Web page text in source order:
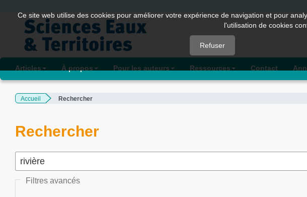
Quick
jump
page
content
Navigation
Main
Sidebar
Articles À propos Pour les auteurs Ressources Contact
Accueil Rechercher
Rechercher
Filtres avancés
Ce site web utilise des cookies pour améliorer votre expérience de navigation et pour
l'utilisation de cookies
Refuser